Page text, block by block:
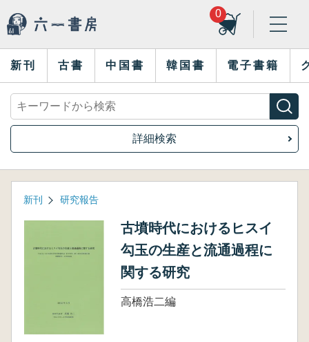
0
新刊 古書 中国書 韓国書 電子書籍
詳細検索
新刊 研究報告
古墳時代におけるヒスイ
勾玉の生産と流通過程に
関する研究
高橋浩二編